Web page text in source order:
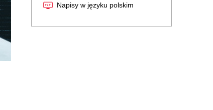
Napisy w języku polskim